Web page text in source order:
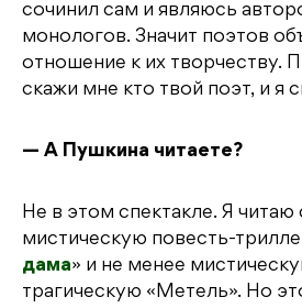
сочинил сам и являюсь
монологов. Значит поэтов
отношение к их творчеству.
скажи мне кто твой поэт, и я
— А Пушкина читаете?
Не в этом спектакле. Я читаю
мистическую повесть-
дама» и не менее
трагическую «Метель». Но